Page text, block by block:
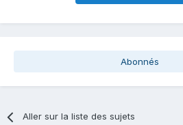
Abonnés
Aller sur la liste des sujets